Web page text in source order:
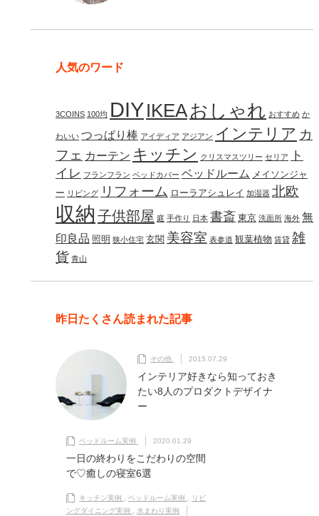
人気のワード
3COINS 100均 DIYIKEAおしゃれ おすすめ か
わいい つっぱり棒 アイディア アジアン インテリア カ
フェ カーテン キッチン クリスマスツリー セリア
ト
イレ フランフラン ベッドカバー ベッドルーム メイソンジャ
ー リビング リフォーム ローラアシュレイ 加湿器 北欧
収納 子供部屋 庭 手作り 日本 書斎 東京 洗面所 海外 無
印良品 照明 狭小住宅 玄関 美容室 表参道 観葉植物 賃貸 雑
貨 青山
昨日たくさん読まれた記事
その他 2015.07.29
インテリア好きなら知っておき
たい8人のプロダクトデザイナ
ー
ベッドルーム実例 2020.01.29
一日の終わりをこだわりの空間
で♡癒しの寝室6選
キッチン実例 ベッドルーム実例
リビ
ングダイニング実例
水まわり実例